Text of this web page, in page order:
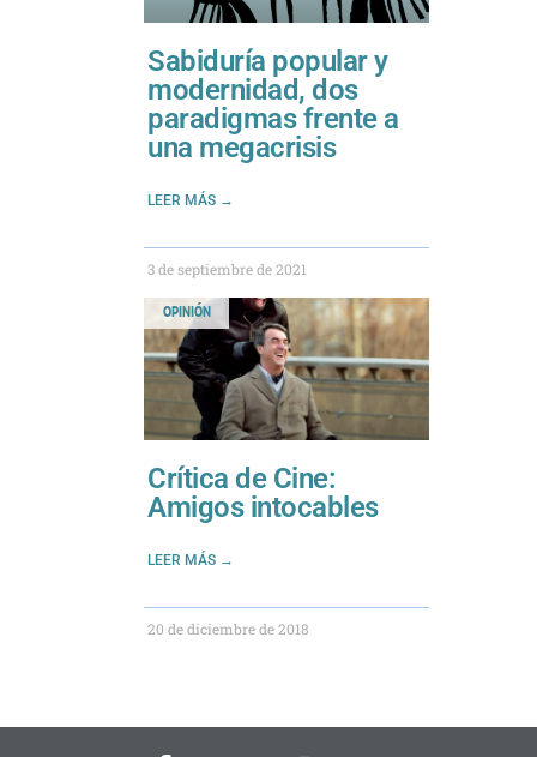
Sabiduría popular y
modernidad, dos
paradigmas frente a
una megacrisis
LEER MÁS →
3 de septiembre de 2021
OPINIÓN
Crítica de Cine:
Amigos intocables
LEER MÁS →
20 de diciembre de 2018